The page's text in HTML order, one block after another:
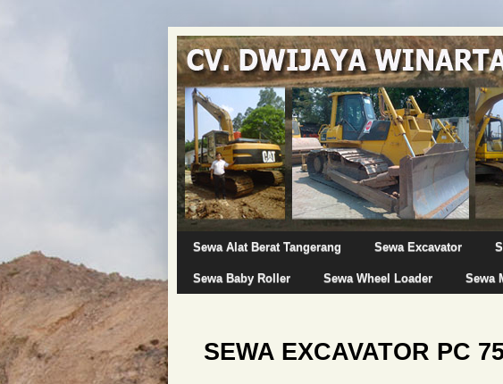
Sewa Alat Berat Tangerang Sewa Excavator
Sewa Baby Roller Sewa Wheel Loader Sewa
SEWA EXCAVATOR PC